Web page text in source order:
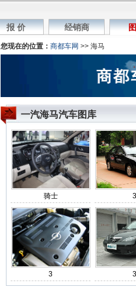
报 价 经销商
您现在的位置： 商都车网 >> 海马
一汽海马汽车图库
骑士 3
3 3